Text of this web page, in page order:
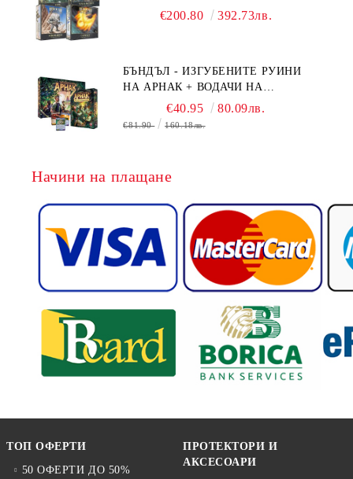
BOARD GAME EXPANSIONS -
€200.80 392.73лв.
БЪНДЪЛ - ИЗГУБЕНИТЕ РУИНИ
НА АРНАК + ВОДАЧИ НА
ЕКСПЕДИЦИИ + ПРОМО КАРТИ
БЕЗПЛАТНО
€40.95 80.09лв.
€81.90 160.18лв.
Начини на плащане
ТОП ОФЕРТИ
50 ОФЕРТИ ДО 50%
ПРОТЕКТОРИ И
АКСЕСОАРИ